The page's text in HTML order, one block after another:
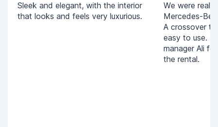
Sleek and elegant, with the interior
that looks and feels very luxurious.
We were
Mercedes-
A crossover
easy to use.
manager Ali
the rental.